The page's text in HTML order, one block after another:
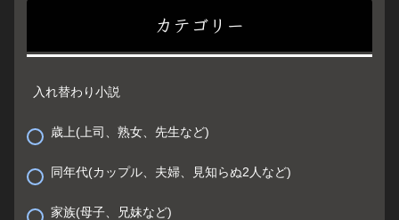
カテゴリー
入れ替わり小説
歳上(上司、熟女、先生など)
同年代(カップル、夫婦、見知らぬ2人など)
家族(母子、兄妹など)